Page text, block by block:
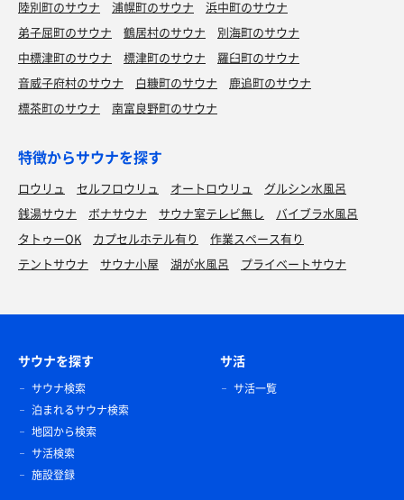
陸別町のサウナ
浦幌町のサウナ
浜中町のサウナ
弟子屈町のサウナ
鶴居村のサウナ
別海町のサウナ
中標津町のサウナ
標津町のサウナ
羅臼町のサウナ
音威子府村のサウナ
白糠町のサウナ
鹿追町のサウナ
標茶町のサウナ
南富良野町のサウナ
特徴からサウナを探す
ロウリュ セルフロウリュ オートロウリュ
グルシン水風呂
銭湯サウナ
ボナサウナ サウナ室テレビ無し
バイブラ水風呂
タトゥーOK
カプセルホテル有り
作業スペース有り
テントサウナ
サウナ小屋 湖が水風呂 プライベートサウナ
サウナを探す
サウナ検索
泊まれるサウナ検索
地図から検索
サ活検索
施設登録
サ活
サ活一覧